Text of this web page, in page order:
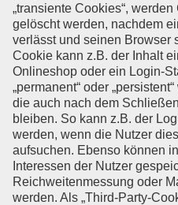
„transiente Cookies“,
gelöscht werden, nachdem
verlässt und seinen Browser
Cookie kann z.B. der Inhalt
Onlineshop oder ein Login-
„permanent“ oder
die auch nach dem
bleiben. So kann z.B. der
werden, wenn die Nutzer
aufsuchen. Ebenso können
Interessen der Nutzer
Reichweitenmessung oder
werden. Als „Third-Party-